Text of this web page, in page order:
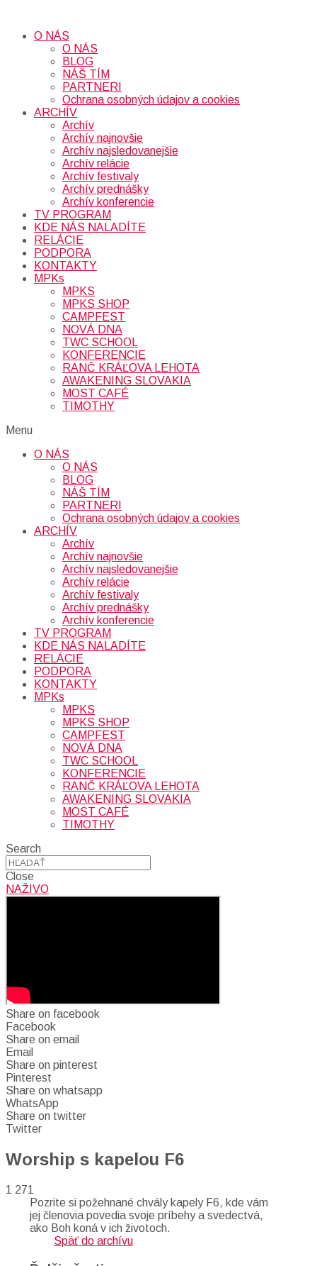
O NÁS
O NÁS
BLOG
NÁŠ TÍM
PARTNERI
Ochrana osobných údajov a cookies
ARCHÍV
Archív
Archív najnovšie
Archív najsledovanejšie
Archív relácie
Archív festivaly
Archív prednášky
Archív konferencie
TV PROGRAM
KDE NÁS NALADÍTE
RELÁCIE
PODPORA
KONTAKTY
MPKs
MPKS
MPKS SHOP
CAMPFEST
NOVÁ DNA
TWC SCHOOL
KONFERENCIE
RANČ KRÁĽOVA LEHOTA
AWAKENING SLOVAKIA
MOST CAFÉ
TIMOTHY
Menu
O NÁS
O NÁS
BLOG
NÁŠ TÍM
PARTNERI
Ochrana osobných údajov a cookies
ARCHÍV
Archív
Archív najnovšie
Archív najsledovanejšie
Archív relácie
Archív festivaly
Archív prednášky
Archív konferencie
TV PROGRAM
KDE NÁS NALADÍTE
RELÁCIE
PODPORA
KONTAKTY
MPKs
MPKS
MPKS SHOP
CAMPFEST
NOVÁ DNA
TWC SCHOOL
KONFERENCIE
RANČ KRÁĽOVA LEHOTA
AWAKENING SLOVAKIA
MOST CAFÉ
TIMOTHY
Search
Close
NAŽIVO
Share on facebook
Facebook
Share on email
Email
Share on pinterest
Pinterest
Share on whatsapp
WhatsApp
Share on twitter
Twitter
Worship s kapelou F6
1 271
Pozrite si požehnané chvály kapely F6, kde vám
jej členovia povedia svoje príbehy a svedectvá,
ako Boh koná v ich životoch.
Späť do archívu